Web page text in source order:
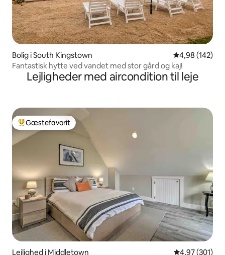
Bolig i South Kingstown 4,98 ud af 5 i
4,98 (142)
Fantastisk hytte ved vandet med stor gård og kaj!
Lejligheder med aircondition til leje
Bedste gæstefavorit
Gæstefavorit
Lejlighed i Middletown 4,97 ud af 5 i
4,97 (301)